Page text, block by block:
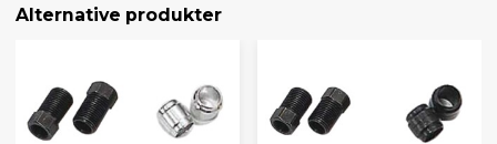
Alternative produkter